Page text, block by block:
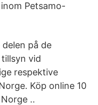
Petsamo-
på de
vid
respektive
Köp online 10
..